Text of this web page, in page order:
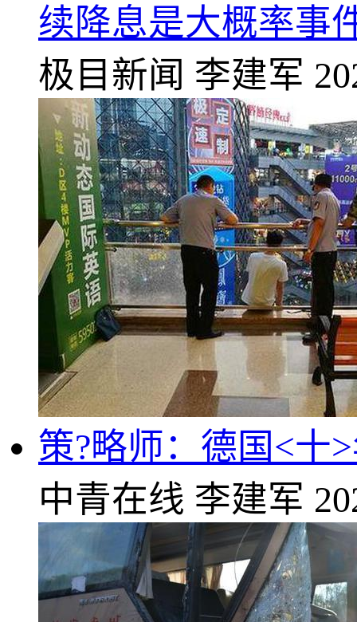
续降息是大概率事
极目新闻 李建军
策?略师：德国<十
中青在线 李建军